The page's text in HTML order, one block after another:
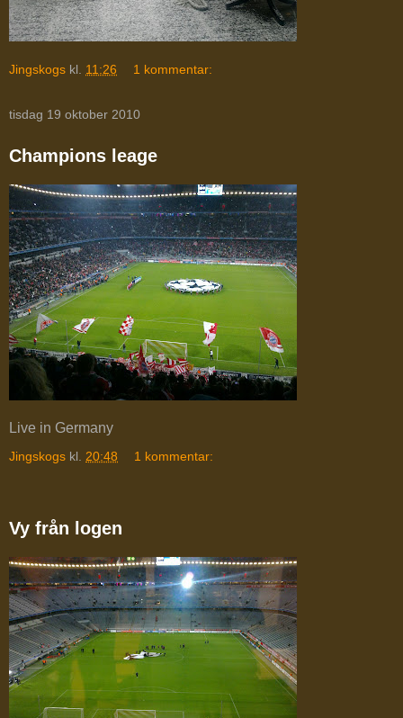
Jingskogs kl. 11:26 1 kommentar:
tisdag 19 oktober 2010
Champions leage
Live in Germany
Jingskogs kl. 20:48 1 kommentar:
Vy från logen